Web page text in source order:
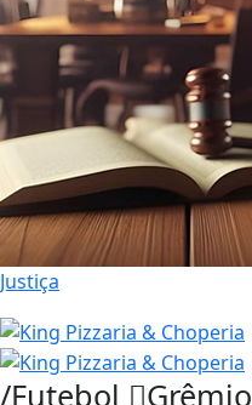
Justiça
/Futebol Grêmio